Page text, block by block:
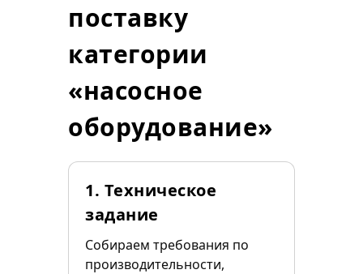
поставку
категории
«насосное
оборудование»
1. Техническое
задание
Собираем требования по
производительности,